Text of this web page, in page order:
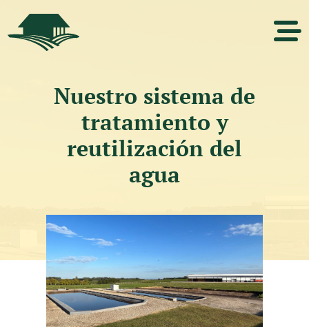
Nuestro sistema de
tratamiento y
reutilización del
agua